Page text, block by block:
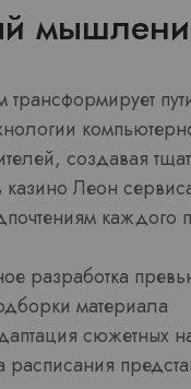
трансформирует
создавая
казино Леон
каждого
разработка
материала
сюжетных
расписания